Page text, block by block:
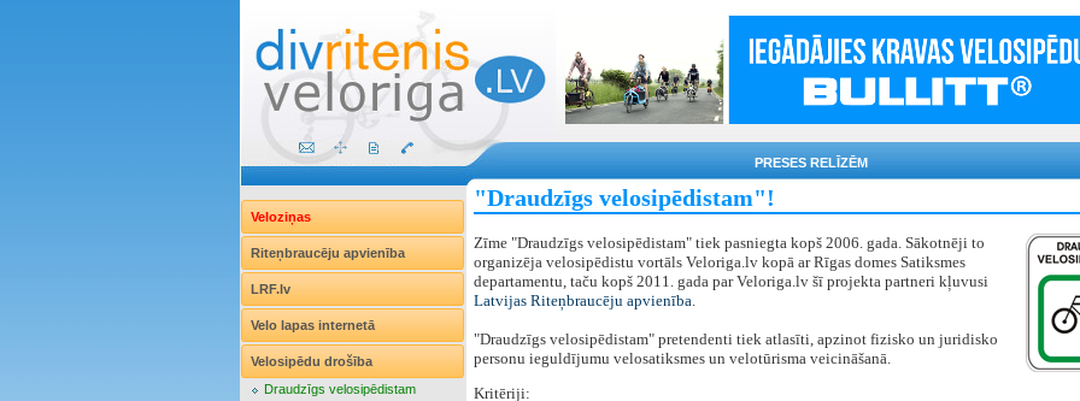
PRESES RELĪZĒM
Veloziņas
Riteņbraucēju apvienība
LRF.lv
Velo lapas internetā
Velosipēdu drošība
Draudzīgs velosipēdistam
"Draudzīgs velosipēdistam"!
Zīme "Draudzīgs velosipēdistam" tiek pasniegta kopš 2006. gada. Sākotnēji to
organizēja velosipēdistu vortāls Veloriga.lv kopā ar Rīgas domes Satiksmes
departamentu, taču kopš 2011. gada par Veloriga.lv šī projekta partneri kļuvusi
Latvijas Riteņbraucēju apvienība.
"Draudzīgs velosipēdistam" pretendenti tiek atlasīti, apzinot fizisko un juridisko
personu ieguldījumu velosatiksmes un velotūrisma veicināšanā.
Kritēriji: